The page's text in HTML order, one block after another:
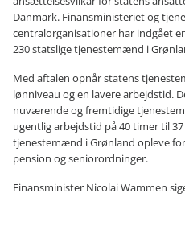
Danmark. Finansministeriet og
centralorganisationer har indgået
230 statslige tjenestemænd i
Med aftalen opnår statens
lønniveau og en lavere arbejdstid.
nuværende og fremtidige
ugentlig arbejdstid på 40 timer til
tjenestemænd i Grønland opleve
pension og seniorordninger.
Finansminister Nicolai Wammen